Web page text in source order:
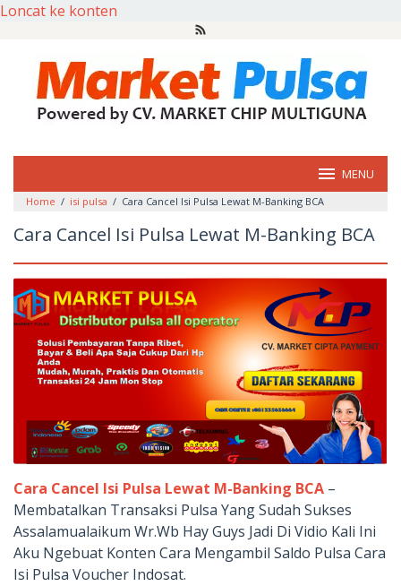
Loncat ke konten
MENU
Home / isi pulsa / Cara Cancel Isi Pulsa Lewat M-Banking BCA
Cara Cancel Isi Pulsa Lewat M-Banking BCA
Cara Cancel Isi Pulsa Lewat M-Banking BCA –
Membatalkan Transaksi Pulsa Yang Sudah Sukses
Assalamualaikum Wr.Wb Hay Guys Jadi Di Vidio Kali Ini
Aku Ngebuat Konten Cara Mengambil Saldo Pulsa Cara
Isi Pulsa Voucher Indosat.